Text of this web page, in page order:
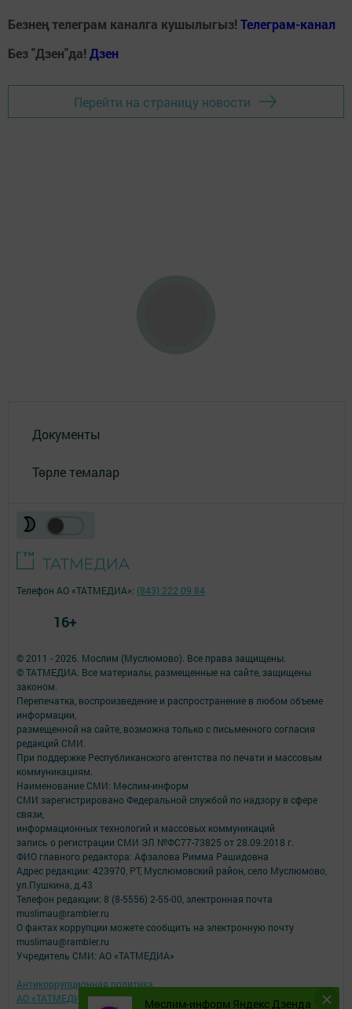
Безнең телеграм каналга кушылыгыз! Телеграм-канал
Без "Дзен"да! Дзен
Перейти на страницу новости
Документы
Төрле темалар
Мөслим-информ Яндекс Дзенда
© 2011 - 2026. Мослим (Муслюмово). Все права защищены.
© ТАТМЕДИА. Все материалы, размещенные на сайте, защищены
законом.
Перепечатка, воспроизведение и распространение в любом объеме
информации,
размещенной на сайте, возможна только с письменного согласия
редакций СМИ.
При поддержке Республиканского агентства по печати и массовым
коммуникациям.
Наименование СМИ: Мөслим-информ
СМИ зарегистрировано Федеральной службой по надзору в сфере
связи,
информационных технологий и массовых коммуникаций
запись о регистрации СМИ ЭЛ №ФС77-73825 от 28.09.2018 г.
ФИО главного редактора: Афзалова Римма Рашидовна
Адрес редакции: 423970, РТ, Муслюмовский район, село Муслюмово,
ул.Пушкина, д.43
Телефон редакции: 8 (8-5556) 2-55-00, электронная почта
muslimau@rambler.ru
О фактах коррупции можете сообщить на электронную почту
muslimau@rambler.ru
Учредитель СМИ: АО «ТАТМЕДИА»
Антикоррупционная политика
АО «ТАТМЕДИА» использует «cookie»
для персонализации сервисов и
Телефон АО «ТАТМЕДИА»: (843) 222 09 84
16+